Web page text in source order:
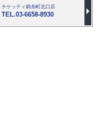
チケッティ錦糸町北口店
TEL.03-6658-8930